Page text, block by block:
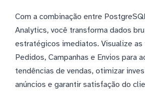
Com a combinação entre
Analytics, você transforma dados
estratégicos imediatos. Visualize as
Pedidos, Campanhas e Envios para
tendências de vendas, otimizar
anúncios e garantir satisfação do